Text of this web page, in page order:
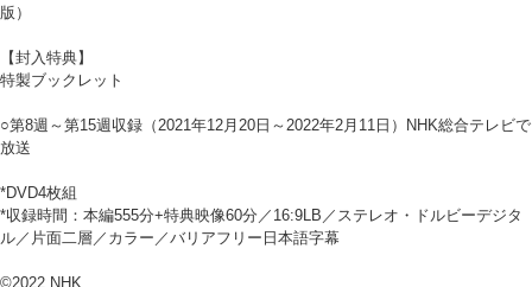
版）
【封入特典】
特製ブックレット
○第8週～第15週収録（2021年12月20日～2022年2月11日）NHK総合テレビで
放送
*DVD4枚組
*収録時間：本編555分+特典映像60分／16:9LB／ステレオ・ドルビーデジタ
ル／片面二層／カラー／バリアフリー日本語字幕
©2022 NHK